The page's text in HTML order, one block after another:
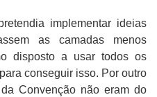
implementar ideias
as camadas menos
disposto a usar todos os
conseguir isso. Por outro
Convenção não eram do